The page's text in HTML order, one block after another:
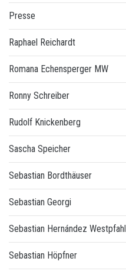
Presse
Raphael Reichardt
Romana Echensperger MW
Ronny Schreiber
Rudolf Knickenberg
Sascha Speicher
Sebastian Bordthäuser
Sebastian Georgi
Sebastian Hernández Westpfahl
Sebastian Höpfner